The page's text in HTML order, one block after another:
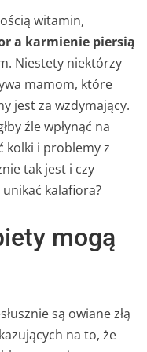
witamin,
a karmienie piersią
Niestety niektórzy
mamom, które
jest za wzdymający.
źle wpłynąć na
kolki i problemy z
tak jest i czy
kalafiora?
mogą
są owiane złą
na to, że